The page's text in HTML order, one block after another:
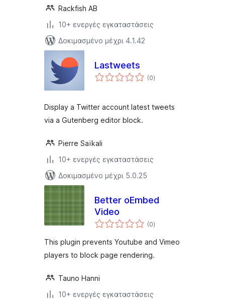
Rackfish AB
10+ ενεργές εγκαταστάσεις
Δοκιμασμένο μέχρι 4.1.42
Lastweets
(0αξιολογήσεις
σύνολο
)
Display a Twitter account latest tweets
via a Gutenberg editor block.
Pierre Saïkali
10+ ενεργές εγκαταστάσεις
Δοκιμασμένο μέχρι 5.0.25
Better oEmbed
Video
(0αξιολογήσεις
σύνολο
)
This plugin prevents Youtube and Vimeo
players to block page rendering.
Tauno Hanni
10+ ενεργές εγκαταστάσεις